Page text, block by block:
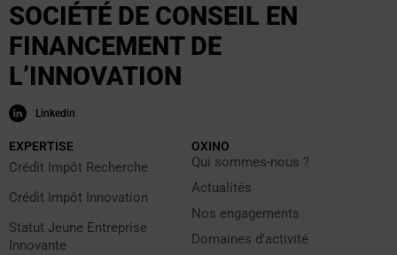
SOCIÉTÉ DE CONSEIL EN
FINANCEMENT DE
L’INNOVATION
Linkedin
EXPERTISE
Crédit Impôt Recherche
Crédit Impôt Innovation
Statut Jeune Entreprise
Innovante
OXINO
Qui sommes-nous ?
Actualités
Nos engagements
Domaines d'activité